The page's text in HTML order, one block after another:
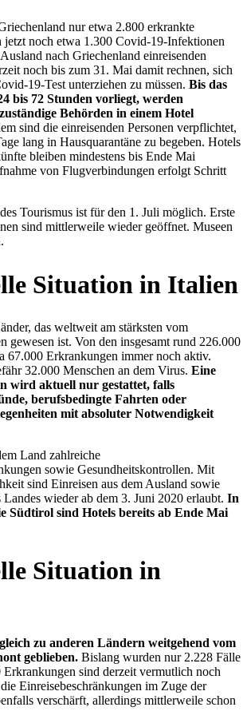
nur etwa 2.800 erkrankte
jetzt noch etwa 1.300 Covid-19-Infektionen
nach Griechenland einreisenden
noch bis zum 31. Mai damit rechnen, sich
19-Test unterziehen zu müssen. Bis das
bis 72 Stunden vorliegt, werden
Behörden in einem Hotel
sind die einreisenden Personen verpflichtet,
lang in Hausquarantäne zu begeben. Hotels
bleiben mindestens bis Ende Mai
von Flugverbindungen erfolgt Schritt
Tourismus ist für den 1. Juli möglich. Erste
sind mittlerweile wieder geöffnet. Museen
Situation in Italien
das weltweit am stärksten vom
gewesen ist. Von den insgesamt rund 226.000
67.000 Erkrankungen immer noch aktiv.
32.000 Menschen an dem Virus. Eine
wird aktuell nur gestattet, falls
berufsbedingte Fahrten oder
mit absoluter Notwendigkeit
Land zahlreiche
sowie Gesundheitskontrollen. Mit
sind Einreisen aus dem Ausland sowie
Landes wieder ab dem 3. Juni 2020 erlaubt. In
Südtirol sind Hotels bereits ab Ende Mai
Situation in
zu anderen Ländern weitgehend vom
geblieben. Bislang wurden nur 2.228 Fälle
sind derzeit vermutlich noch
Einreisebeschränkungen im Zuge der
verschärft, allerdings mittlerweile schon